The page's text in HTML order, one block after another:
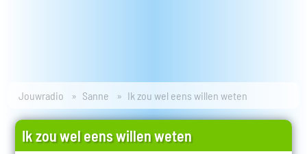
Jouwradio Sanne Ik zou wel eens willen weten
Ik zou wel eens willen weten